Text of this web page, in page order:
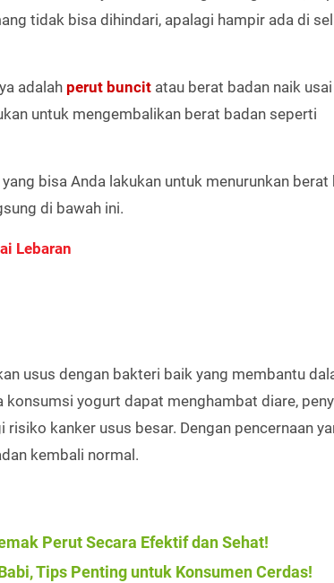
tidak bisa dihindari, apalagi hampir ada di
adalah perut buncit atau berat badan naik usai
untuk mengembalikan berat badan seperti
bisa Anda lakukan untuk menurunkan berat
di bawah ini.
Lebaran
usus dengan bakteri baik yang membantu
konsumsi yogurt dapat menghambat diare,
kanker usus besar. Dengan pencernaan
kembali normal.
Perut Secara Efektif dan Sehat!
Tips Penting untuk Konsumen Cerdas!